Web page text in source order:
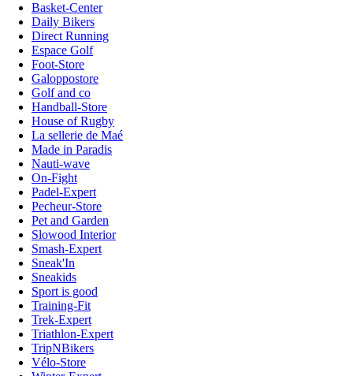
Basket-Center
Daily Bikers
Direct Running
Espace Golf
Foot-Store
Galoppostore
Golf and co
Handball-Store
House of Rugby
La sellerie de Maé
Made in Paradis
Nauti-wave
On-Fight
Padel-Expert
Pecheur-Store
Pet and Garden
Slowood Interior
Smash-Expert
Sneak'In
Sneakids
Sport is good
Training-Fit
Trek-Expert
Triathlon-Expert
TripNBikers
Vélo-Store